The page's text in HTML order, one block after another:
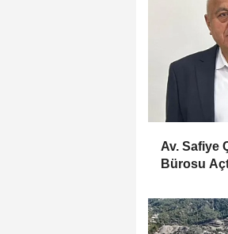
Av. Safiye
Bürosu